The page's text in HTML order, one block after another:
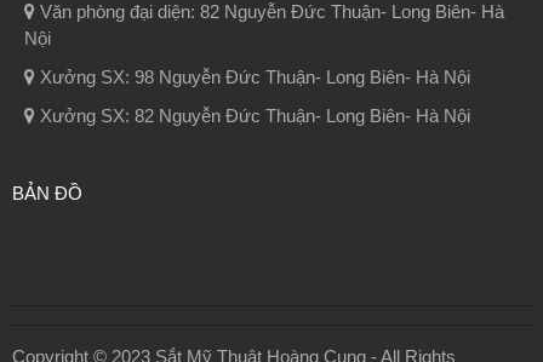
Văn phòng đại diện: 82 Nguyễn Đức Thuận- Long Biên- Hà
Nội
Xưởng SX: 98 Nguyễn Đức Thuận- Long Biên- Hà Nội
Xưởng SX: 82 Nguyễn Đức Thuận- Long Biên- Hà Nội
BẢN ĐỒ
Copyright © 2023 Sắt Mỹ Thuật Hoàng Cung - All Rights